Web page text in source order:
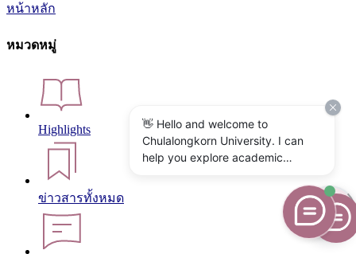
หน้าหลัก
หมวดหมู่
Highlights
ข่าวสารทั้งหมด
👋 Hello and welcome to
Chulalongkorn University. I can
help you explore academic